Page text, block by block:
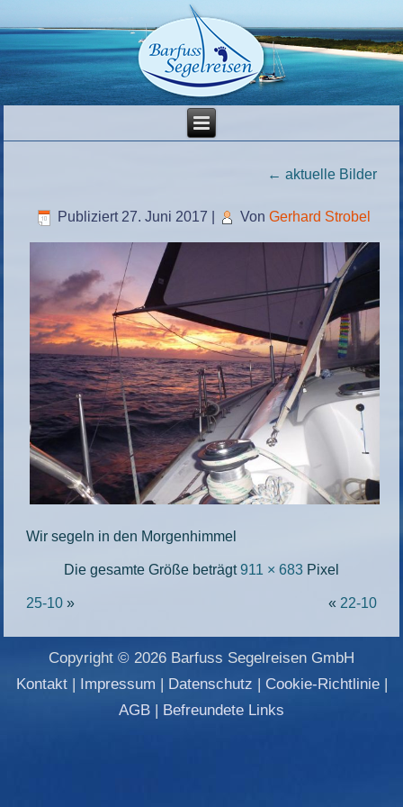
← aktuelle Bilder
Publiziert 27. Juni 2017 Von Gerhard Strobel
Wir segeln in den Morgenhimmel
Die gesamte Größe beträgt911 × 683 Pixel
25-10 » « 22-10
Copyright © 2026 Barfuss Segelreisen GmbH
Kontakt| Impressum Datenschutz Cookie-Richtlinie|
AGB
Befreundete Links